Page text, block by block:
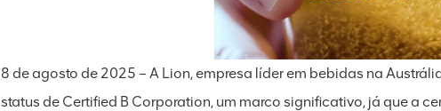
8 de agosto de 2025 – A Lion, empresa líder em bebidas na
status de Certified B Corporation, um marco significativo, já que a